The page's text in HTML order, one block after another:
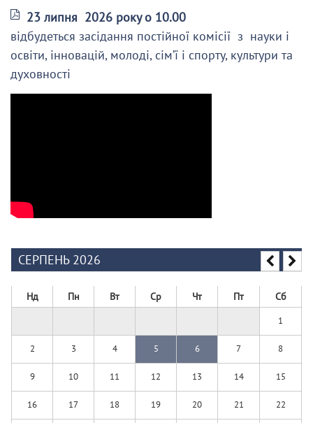
23 липня 2026 року о 10.00
відбудеться засідання постійної комісії з науки і
освіти, інновацій, молоді, сім’ї і спорту, культури та
духовності
СЕРПЕНЬ 2026
Нд Пн Вт Ср Чт Пт Сб
1
2 3 4 5 6 7 8
9 10 11 12 13 14 15
16 17 18 19 20 21 22